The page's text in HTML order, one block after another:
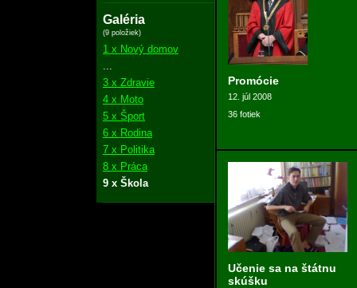
Galéria
(9 položiek)
1 x Nový domov
3 x Zdravie
4 x Moto
5 x Šport
6 x Rodina
7 x Politika
8 x Práca
9 x Škola
Promócie
12. júl 2008
36 fotiek
Učenie sa na štátnu
skúšku